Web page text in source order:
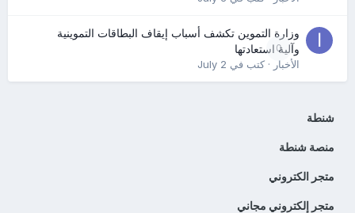
0
وزارة التموين تكشف أسباب إيقاف البطاقات التموينية
وآلية استعادتها
الأخبار· كتب في July 2
شنطة
منصة شنطة
متجر الكتروني
متجر إلكتروني مجاني